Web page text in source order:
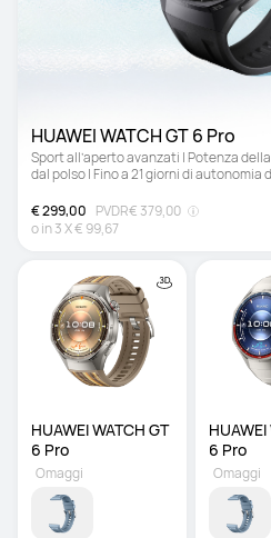
Sport all’aperto avanzati | Potenza
dal polso | Fino a 21 giorni di autonomia
€ 299,00 PVDR€ 379,00
o in3X€ 99,67
HUAWEI WATCH GT
Omaggi Omaggi